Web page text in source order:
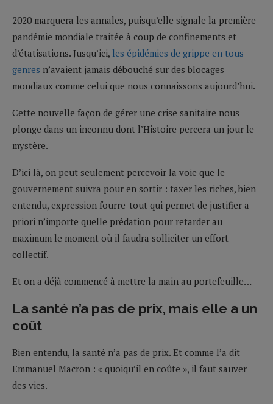
2020 marquera les annales, puisqu’elle signale la première
pandémie mondiale traitée à coup de confinements et
d’étatisations. Jusqu’ici, les épidémies de grippe en tous
genres n’avaient jamais débouché sur des blocages
mondiaux comme celui que nous connaissons aujourd’hui.
Cette nouvelle façon de gérer une crise sanitaire nous
plonge dans un inconnu dont l’Histoire percera un jour le
mystère.
D’ici là, on peut seulement percevoir la voie que le
gouvernement suivra pour en sortir : taxer les riches, bien
entendu, expression fourre-tout qui permet de justifier a
priori n’importe quelle prédation pour retarder au
maximum le moment où il faudra solliciter un effort
collectif.
Et on a déjà commencé à mettre la main au portefeuille…
La santé n’a pas de prix, mais elle a un
coût
Bien entendu, la santé n’a pas de prix. Et comme l’a dit
Emmanuel Macron : « quoiqu’il en coûte », il faut sauver
des vies.